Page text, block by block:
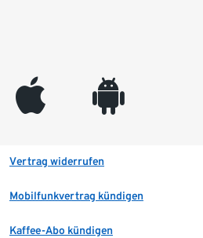
appleinc android
Vertrag widerrufen
Mobilfunkvertrag kündigen
Kaffee-Abo kündigen